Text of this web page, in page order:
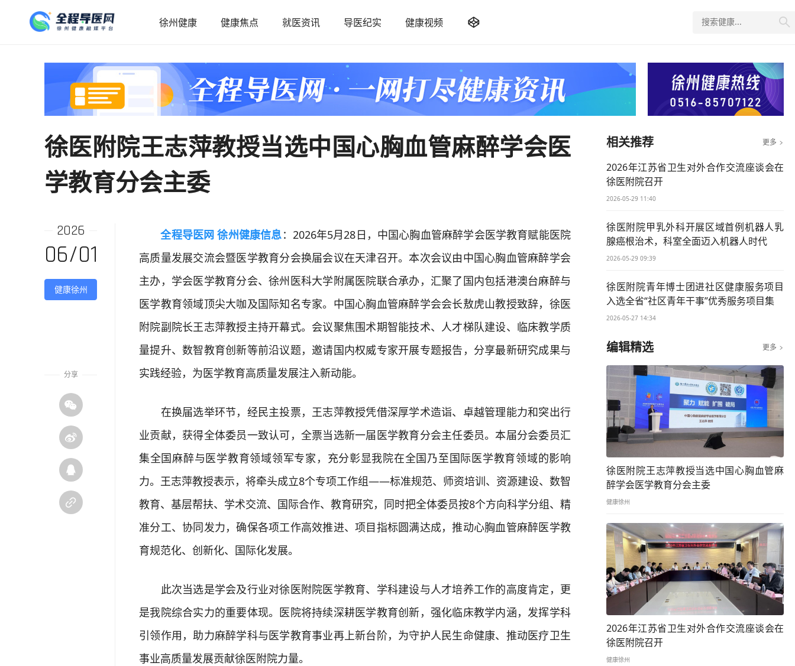
徐州健康 健康焦点 就医资讯 导医纪实 健康视频  
徐医附院王志萍教授当选中国心胸血管麻醉学会医
学教育分会主委
2026
06/01
健康徐州
分享




全程导医网 徐州健康信息：2026年5月28日，中国心胸血管麻醉学会医学教育赋能医院
高质量发展交流会暨医学教育分会换届会议在天津召开。本次会议由中国心胸血管麻醉学会
主办，学会医学教育分会、徐州医科大学附属医院联合承办，汇聚了国内包括港澳台麻醉与
医学教育领域顶尖大咖及国际知名专家。中国心胸血管麻醉学会会长敖虎山教授致辞，徐医
附院副院长王志萍教授主持开幕式。会议聚焦围术期智能技术、人才梯队建设、临床教学质
量提升、数智教育创新等前沿议题，邀请国内权威专家开展专题报告，分享最新研究成果与
实践经验，为医学教育高质量发展注入新动能。
在换届选举环节，经民主投票，王志萍教授凭借深厚学术造诣、卓越管理能力和突出行
业贡献，获得全体委员一致认可，全票当选新一届医学教育分会主任委员。本届分会委员汇
集全国麻醉与医学教育领域领军专家，充分彰显我院在全国乃至国际医学教育领域的影响
力。王志萍教授表示，将牵头成立8个专项工作组——标准规范、师资培训、资源建设、数智
教育、基层帮扶、学术交流、国际合作、教育研究，同时把全体委员按8个方向科学分组、精
准分工、协同发力，确保各项工作高效推进、项目指标圆满达成，推动心胸血管麻醉医学教
育规范化、创新化、国际化发展。
此次当选是学会及行业对徐医附院医学教育、学科建设与人才培养工作的高度肯定，更
是我院综合实力的重要体现。医院将持续深耕医学教育创新，强化临床教学内涵，发挥学科
引领作用，助力麻醉学科与医学教育事业再上新台阶，为守护人民生命健康、推动医疗卫生
事业高质量发展贡献徐医附院力量。
相关推荐 更多 
2026年江苏省卫生对外合作交流座谈会在
徐医附院召开
2026-05-29 11:40
徐医附院甲乳外科开展区域首例机器人乳
腺癌根治术，科室全面迈入机器人时代
2026-05-29 09:39
徐医附院青年博士团进社区健康服务项目
入选全省“社区青年干事”优秀服务项目集
2026-05-27 14:34
编辑精选 更多 
徐医附院王志萍教授当选中国心胸血管麻
醉学会医学教育分会主委
健康徐州
2026年江苏省卫生对外合作交流座谈会在
徐医附院召开
健康徐州